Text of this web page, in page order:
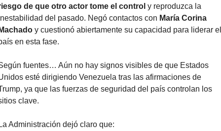
de que otro actor tome el control y reproduzca la
del pasado. Negó contactos con María Corina
y cuestionó abiertamente su capacidad para liderar el
en esta fase.
fuentes… Aún no hay signos visibles de que Estados
esté dirigiendo Venezuela tras las afirmaciones de
ya que las fuerzas de seguridad del país controlan los
clave.
Administración dejó claro que: